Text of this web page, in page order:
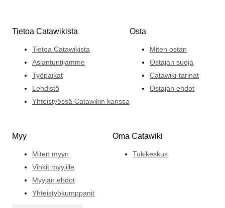
Tietoa Catawikista
Tietoa Catawikista
Asiantuntijamme
Työpaikat
Lehdistö
Yhteistyössä Catawikin kanssa
Osta
Miten ostan
Ostajan suoja
Catawiki-tarinat
Ostajan ehdot
Myy
Miten myyn
Vinkit myyjille
Myyjän ehdot
Yhteistyökumppanit
Oma Catawiki
Tukikeskus